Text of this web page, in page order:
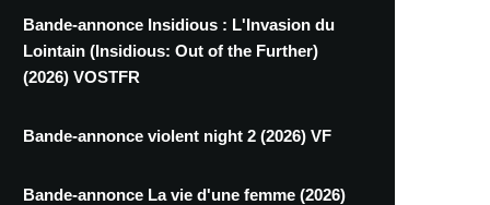
Bande-annonce Insidious : L'Invasion du
Lointain (Insidious: Out of the Further)
(2026) VOSTFR
Bande-annonce violent night 2 (2026) VF
Bande-annonce La vie d'une femme (2026)